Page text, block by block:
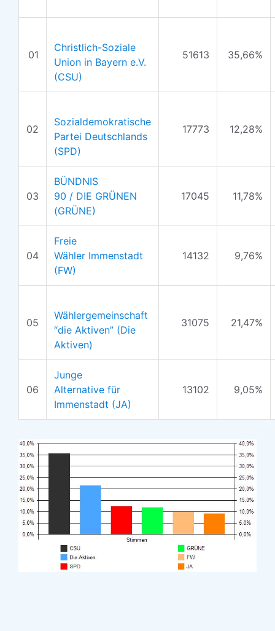
01
Christlich-Soziale
Union in Bayern e.V.
(CSU)
51613 35,66%
02
Sozialdemokratische
Partei Deutschlands
(SPD)
17773 12,28%
03
BÜNDNIS
90 / DIE GRÜNEN
(GRÜNE)
17045 11,78%
04
Freie
Wähler Immenstadt
(FW)
14132 9,76%
05
Wählergemeinschaft
“die Aktiven” (Die
Aktiven)
31075 21,47%
06
Junge
Alternative für
Immenstadt (JA)
13102 9,05%